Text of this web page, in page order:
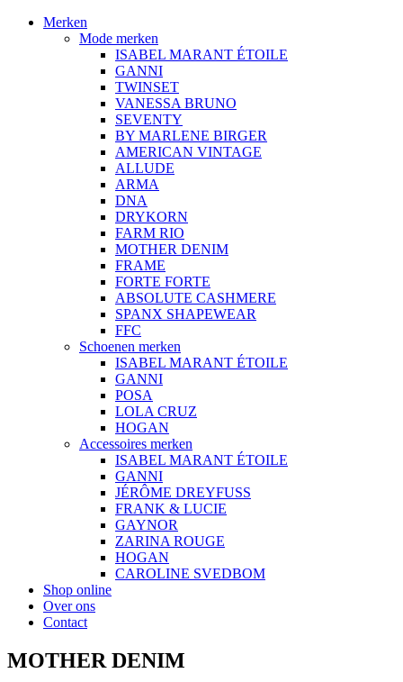
Merken
Mode merken
ISABEL MARANT ÉTOILE
GANNI
TWINSET
VANESSA BRUNO
SEVENTY
BY MARLENE BIRGER
AMERICAN VINTAGE
ALLUDE
ARMA
DNA
DRYKORN
FARM RIO
MOTHER DENIM
FRAME
FORTE FORTE
ABSOLUTE CASHMERE
SPANX SHAPEWEAR
FFC
Schoenen merken
ISABEL MARANT ÉTOILE
GANNI
POSA
LOLA CRUZ
HOGAN
Accessoires merken
ISABEL MARANT ÉTOILE
GANNI
JÉRÔME DREYFUSS
FRANK & LUCIE
GAYNOR
ZARINA ROUGE
HOGAN
CAROLINE SVEDBOM
Shop online
Over ons
Contact
MOTHER DENIM